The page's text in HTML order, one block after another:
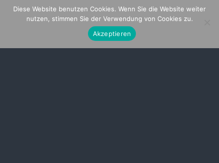
Diese Website benutzen Cookies. Wenn Sie die Website weiter
nutzen, stimmen Sie der Verwendung von Cookies zu.
Akzeptieren